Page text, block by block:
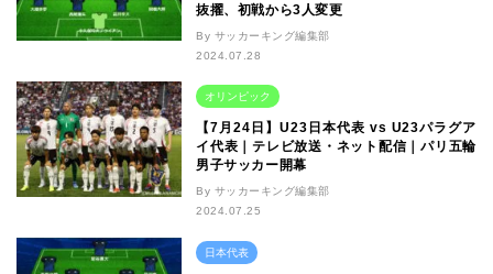
抜擢、初戦から3人変更
By サッカーキング編集部
2024.07.28
オリンピック
【7月24日】U23日本代表 vs U23パラグア
イ代表｜テレビ放送・ネット配信｜パリ五輪
男子サッカー開幕
By サッカーキング編集部
2024.07.25
日本代表